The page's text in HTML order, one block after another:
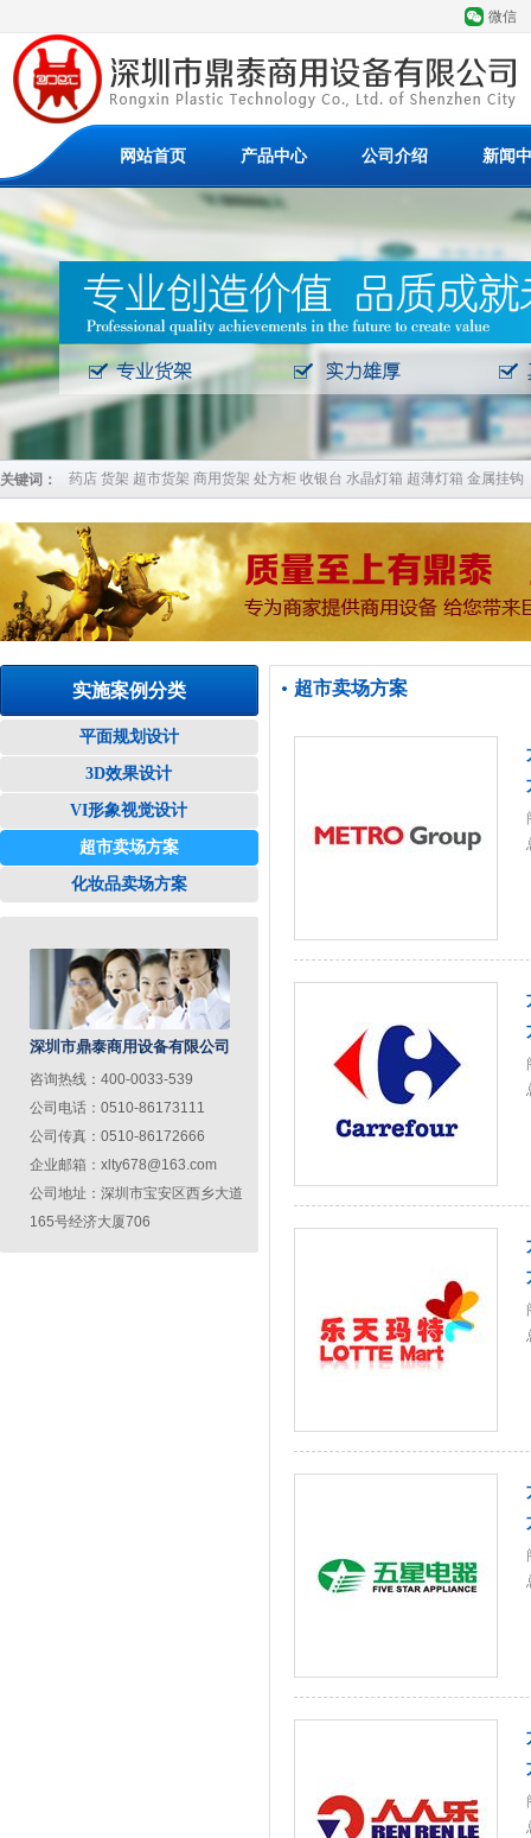
微信
网站首页 产品中心 公司介绍 新闻
关键词： 药店 货架 超市货架 商用货架 处方柜 收银台 水晶灯箱 超薄灯箱 金属挂钩
实施案例分类
平面规划设计
3D效果设计
VI形象视觉设计
超市卖场方案
化妆品卖场方案
深圳市鼎泰商用设备有限公司
咨询热线：400-0033-539
公司电话：0510-86173111
公司传真：0510-86172666
企业邮箱：xlty678@163.com
公司地址：深圳市宝安区西乡大道
165号经济大厦706
超市卖场方案